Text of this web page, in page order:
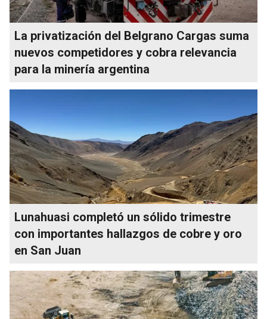
La privatización del Belgrano Cargas suma
nuevos competidores y cobra relevancia
para la minería argentina
Lunahuasi completó un sólido trimestre
con importantes hallazgos de cobre y oro
en San Juan